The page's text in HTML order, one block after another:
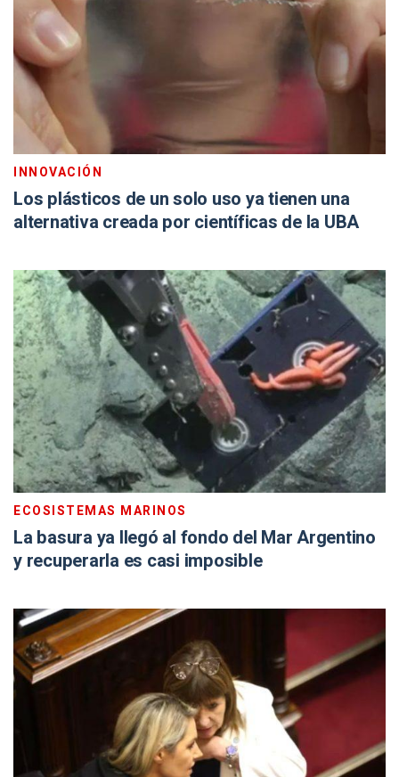
INNOVACIÓN
Los plásticos de un solo uso ya tienen una
alternativa creada por científicas de la UBA
ECOSISTEMAS MARINOS
La basura ya llegó al fondo del Mar Argentino
y recuperarla es casi imposible